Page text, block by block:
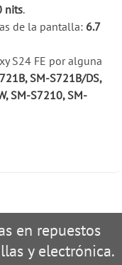
nits.
de la pantalla: 6.7
S24 FE por alguna
SM-S721B/DS,
SM-S7210, SM-
en repuestos
y electrónica.